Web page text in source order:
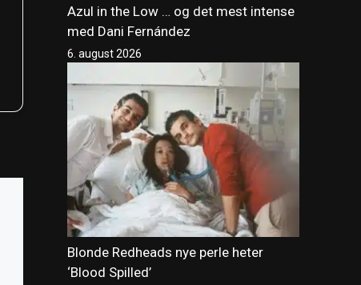
Azul in the Low … og det mest intense
med Dani Fernández
6. august 2026
Blonde Redheads nye perle heter
‘Blood Spilled’